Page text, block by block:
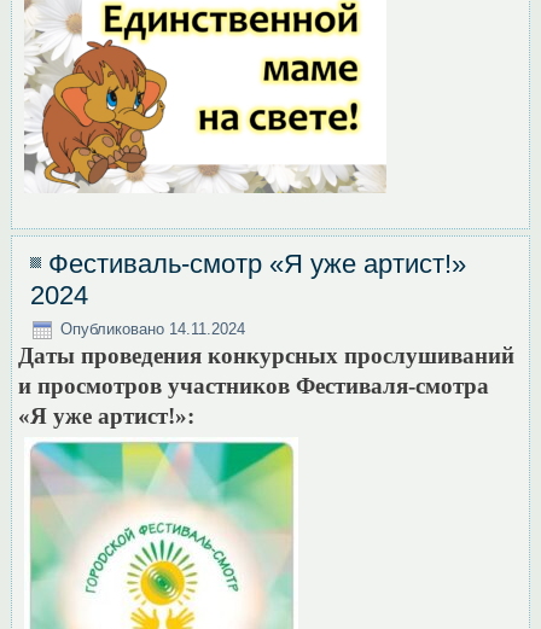
Фестиваль-смотр «Я уже артист!»
2024
Опубликовано 14.11.2024
Даты проведения конкурсных прослушиваний
и просмотров участников Фестиваля-смотра
«Я уже артист!»: